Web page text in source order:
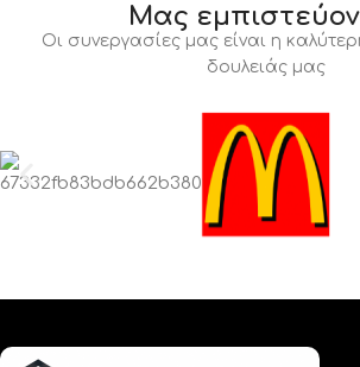
Μας
Οι συνεργασίες μας είναι η
δουλειάς μας